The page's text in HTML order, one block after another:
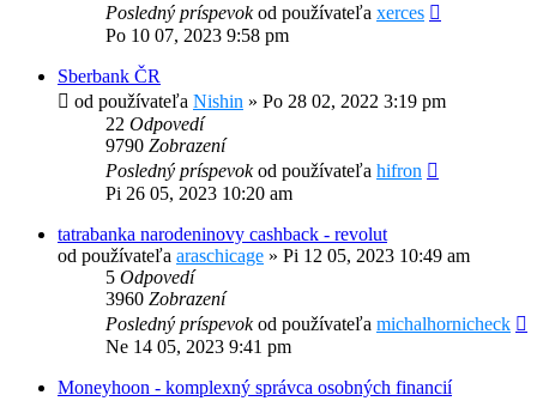
Posledný príspevokod používateľa xerces
Po 10 07, 2023 9:58 pm
Sberbank ČR
od používateľa Nishin » Po 28 02, 2022 3:19 pm
22 Odpovedí
9790 Zobrazení
Posledný príspevokod používateľa hifron
Pi 26 05, 2023 10:20 am
tatrabanka narodeninovy cashback - revolut
od používateľa araschicage » Pi 12 05, 2023 10:49 am
5 Odpovedí
3960 Zobrazení
Posledný príspevokod používateľa michalhornicheck
Ne 14 05, 2023 9:41 pm
Moneyhoon - komplexný správca osobných financií